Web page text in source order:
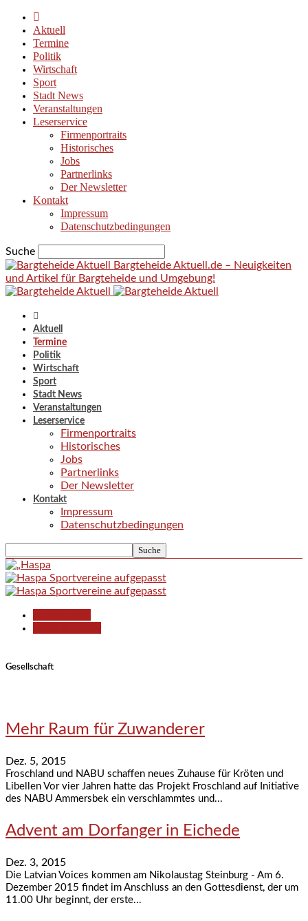
Aktuell
Termine
Politik
Wirtschaft
Sport
Stadt News
Veranstaltungen
Leserservice
Firmenportraits
Historisches
Jobs
Partnerlinks
Der Newsletter
Kontakt
Impressum
Datenschutzbedingungen
Suche
Bargteheide Aktuell.de – Neuigkeiten
und Artikel für Bargteheide und Umgebung!
Aktuell
Termine
Politik
Wirtschaft
Sport
Stadt News
Veranstaltungen
Leserservice
Firmenportraits
Historisches
Jobs
Partnerlinks
Der Newsletter
Kontakt
Impressum
Datenschutzbedingungen
Gesellschaft
Mehr Raum für Zuwanderer
Dez. 5, 2015
Froschland und NABU schaffen neues Zuhause für Kröten und
Libellen Vor vier Jahren hatte das Projekt Froschland auf Initiative
des NABU Ammersbek ein verschlammtes und...
Advent am Dorfanger in Eichede
Dez. 3, 2015
Die Latvian Voices kommen am Nikolaustag Steinburg - Am 6.
Dezember 2015 findet im Anschluss an den Gottesdienst, der um
11.00 Uhr beginnt, der erste...